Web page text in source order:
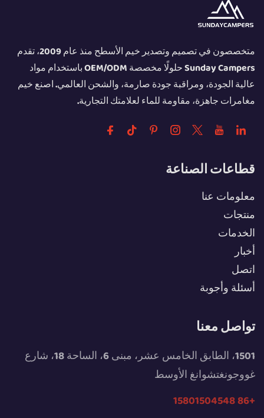
متخصصون في تصميم وتصدير خيم الأسطح منذ عام 2009، تقدم
Sunday Campers حلولًا مخصصة OEM/ODM باستخدام مواد
عالية الجودة، ومراقبة جودة صارمة، والشحن العالمي. اصنع خيم
مغامرات جاهزة، مقاومة للماء لعلامتك التجارية.
قطاعات الصناعة
معلومات عنا
منتجات
الخدمات
أخبار
اتصل
أسئلة وأجوبة
تواصل معنا
1501، الطابق الخامس عشر، مبنى 6، الساحة 18، شارع
غووجونغتشوانغ الأوسط
+86 15801504548